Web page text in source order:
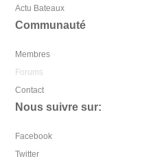
Actu Bateaux
Communauté
Membres
Forums
Contact
Nous suivre sur:
Facebook
Twitter